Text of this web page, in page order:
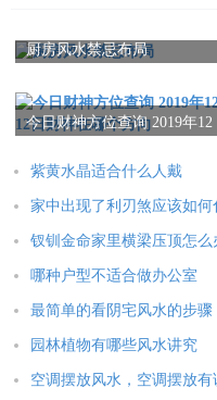
厨房风水禁忌布局
今日财神方位查询 2019年12
紫黄水晶适合什么人戴
家中出现了利刃煞应该如
钗钏金命家里横梁压顶怎
哪种户型不适合做办公室
最简单的看阴宅风水的步
园林植物有哪些风水讲究
空调摆放风水，空调摆放有